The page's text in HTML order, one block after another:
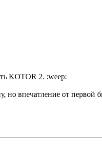
KOTOR 2. :weep:
но впечатление от первой